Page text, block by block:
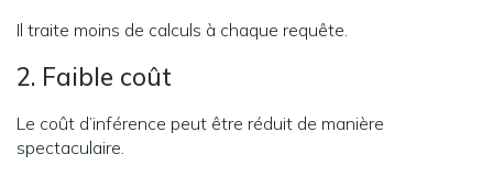
Il traite moins de calculs à chaque requête.
2. Faible coût
Le coût d’inférence peut être réduit de manière
spectaculaire.